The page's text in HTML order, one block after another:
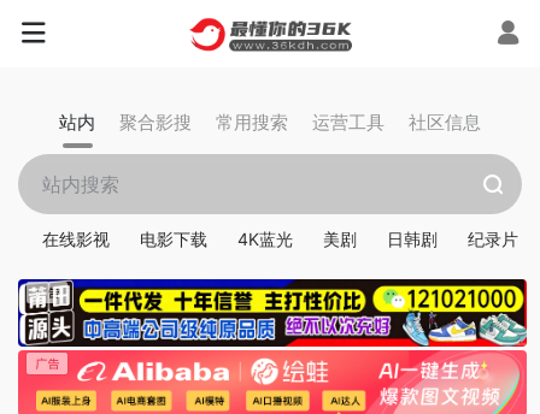
站内 聚合影搜 常用搜索 运营工具 社区信息
在线影视 电影下载 4K蓝光 美剧 日韩剧 纪录片